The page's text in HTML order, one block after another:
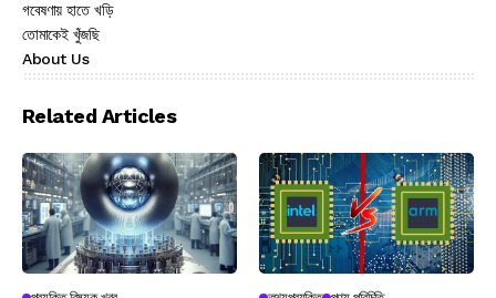
গবেষণায় হাতে খড়ি
তোমাকেই খুঁজছি
About Us
Related Articles